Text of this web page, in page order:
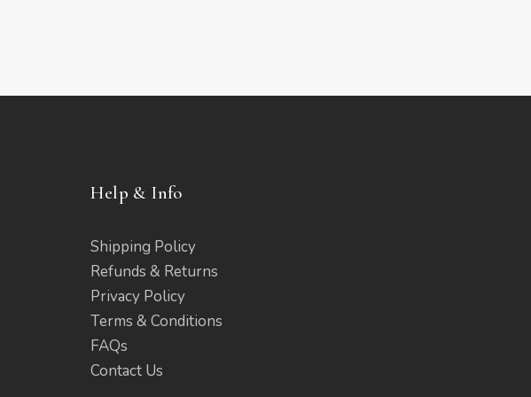
Help & Info
Shipping Policy
Refunds & Returns
Privacy Policy
Terms & Conditions
FAQs
Contact Us